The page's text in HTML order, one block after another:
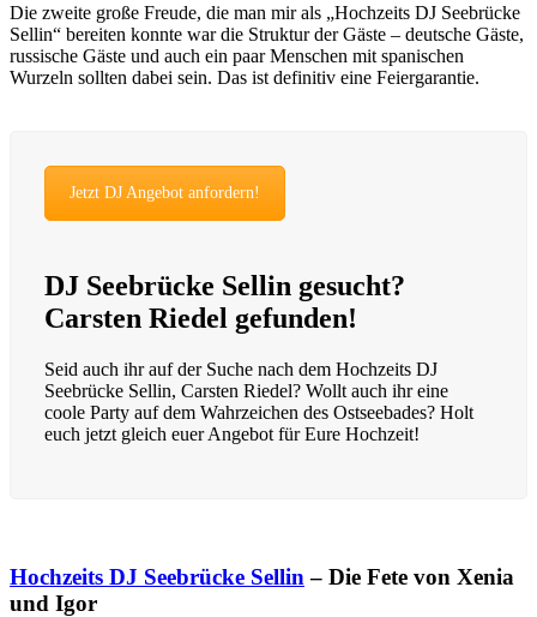
Die zweite große Freude, die man mir als „Hochzeits DJ Seebrücke
Sellin“ bereiten konnte war die Struktur der Gäste – deutsche Gäste,
russische Gäste und auch ein paar Menschen mit spanischen
Wurzeln sollten dabei sein. Das ist definitiv eine Feiergarantie.
Jetzt DJ Angebot anfordern!
DJ Seebrücke Sellin gesucht?
Carsten Riedel gefunden!
Seid auch ihr auf der Suche nach dem Hochzeits DJ
Seebrücke Sellin, Carsten Riedel? Wollt auch ihr eine
coole Party auf dem Wahrzeichen des Ostseebades? Holt
euch jetzt gleich euer Angebot für Eure Hochzeit!
Hochzeits DJ Seebrücke Sellin – Die Fete von Xenia
und Igor